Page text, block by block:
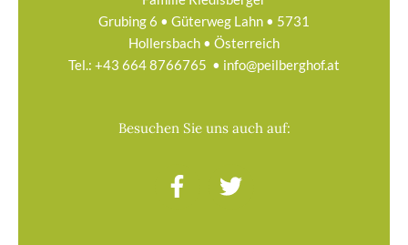
Grubing 6 • Güterweg Lahn • 5731
Hollersbach • Österreich
Tel.: +43 664 8766765 • info@peilberghof.at
Besuchen Sie uns auch auf:
F T